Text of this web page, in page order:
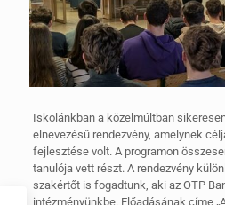
Iskolánkban a közelmúltban
elnevezésű rendezvény, amelynek
fejlesztése volt. A programon
tanulója vett részt. A rendezvény
szakértőt is fogadtunk, aki az OTP
intézményünkbe. Előadásának címe